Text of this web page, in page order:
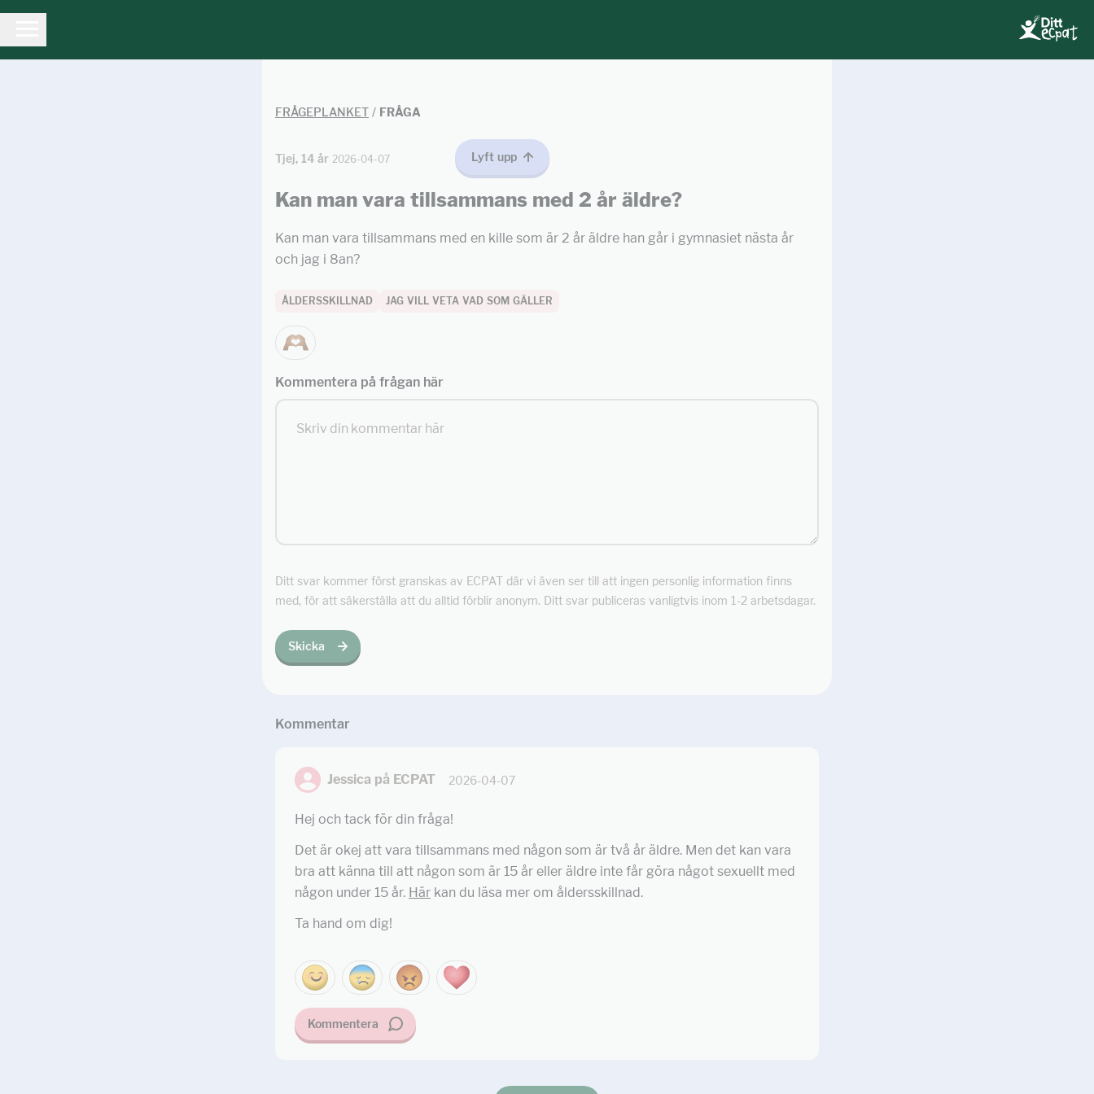
FRÅGEPLANKET / FRÅGA
Tjej, 14 år 2026-04-07 Lyft upp
Kan man vara tillsammans med 2 år äldre?
Kan man vara tillsammans med en kille som är 2 år äldre han går i gymnasiet nästa år
och jag i 8an?
ÅLDERSSKILLNAD JAG VILL VETA VAD SOM GÄLLER
Kommentera på frågan här
Ditt svar kommer först granskas av ECPAT där vi även ser till att ingen personlig information finns
med, för att säkerställa att du alltid förblir anonym. Ditt svar publiceras vanligtvis inom 1-2 arbetsdagar.
Skicka
Kommentar
Jessica på ECPAT 2026-04-07
Hej och tack för din fråga!
Det är okej att vara tillsammans med någon som är två år äldre. Men det kan vara
bra att känna till att någon som är 15 år eller äldre inte får göra något sexuellt med
någon under 15 år. Här kan du läsa mer om åldersskillnad.
Ta hand om dig!
Kommentera